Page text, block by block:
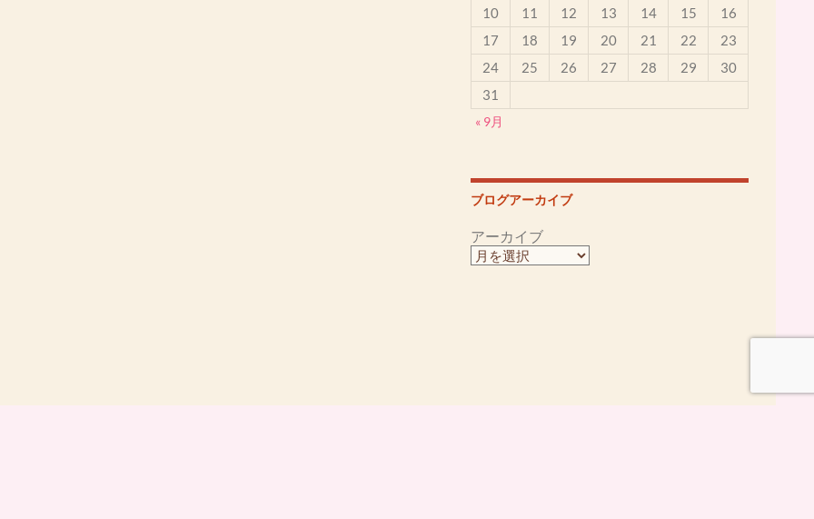
10 11 12 13 14 15
16
17
18 19 20 21 22
23
24
25 26 27 28 29
30
31
« 9月
ブログアーカイブ
アーカイブ